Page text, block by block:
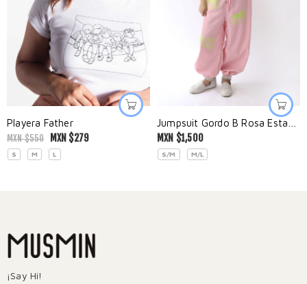
Playera Father
MXN $550 MXN $279
S M L
MXN $1,500
S/M M/L
¡Say Hi!